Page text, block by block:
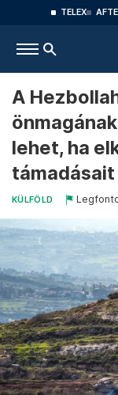
TELEX
A
lehet, ha
támadásait
KÜLFÖLD